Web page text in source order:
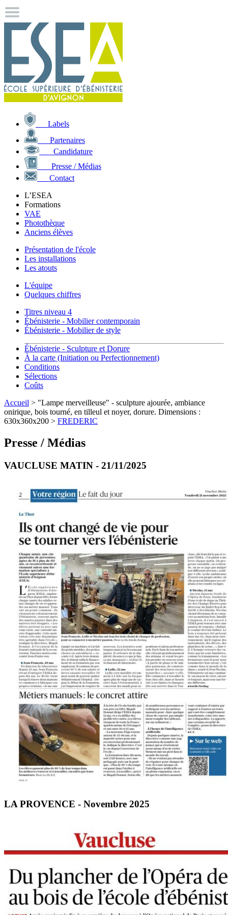
Labels
Partenaires
Candidature
Presse / Médias
Contact
L’ESEA
Formations
VAE
Photothèque
Anciens élèves
Présentation de l'école
Les installations
Les atouts
L'équipe
Quelques chiffres
Titres niveau 4
Ébénisterie - Mobilier contemporain
Ébénisterie - Mobilier de style
Ébénisterie - Sculpture et Dorure
À la carte (Initiation ou Perfectionnement)
Conditions
Sélections
Coûts
Accueil > "Lampe merveilleuse" - sculpture ajourée, ambiance
onirique, bois tourné, en tilleul et noyer, dorure. Dimensions :
630x360x200 > FREDERIC
Presse / Médias
VAUCLUSE MATIN - 21/11/2025
LA PROVENCE - Novembre 2025